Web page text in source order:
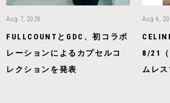
Aug 7, 2026
FULLCOUNTとGDC、初コラボ
レーションによるカプセルコ
レクションを発表
Aug 6,
8/21
ムレ